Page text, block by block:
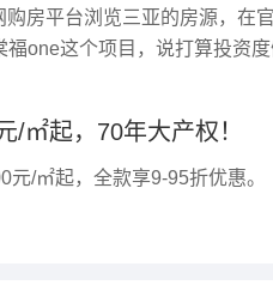
房平台浏览三亚的房源，在
one这个项目，说打算投资度
㎡起，70年大产权！
/㎡起，全款享9-95折优惠。